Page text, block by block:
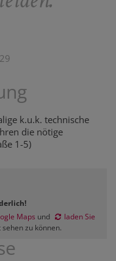
k.u.k. technische
die nötige
1-5)
Maps und
laden Sie
zu können.